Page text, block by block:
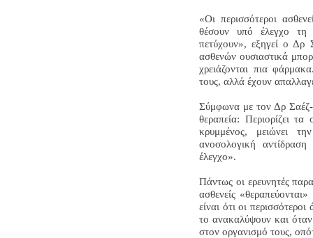
«Οι περισσότεροι
θέσουν υπό έλεγχο
πετύχουν», εξηγεί ο Δρ
ασθενών ουσιαστικά
χρειάζονται πια
τους, αλλά έχουν
Σύμφωνα με τον Δρ Σαέζ-
θεραπεία: Περιορίζει
κρυμμένος, μειώνει
ανοσολογική
έλεγχο».
Πάντως οι ερευνητές
ασθενείς
είναι ότι οι
το ανακαλύψουν και όταν
στον οργανισμό τους,